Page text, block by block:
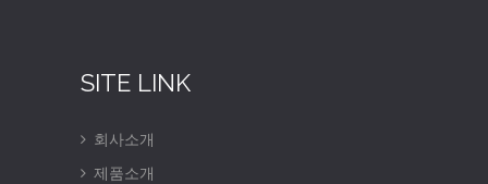
SITE LINK
회사소개
제품소개